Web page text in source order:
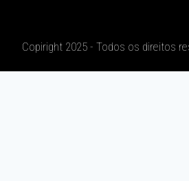
Copiright 2025 - Todos os direitos